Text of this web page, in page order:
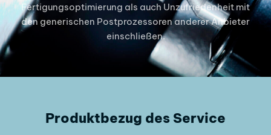
Fertigungsoptimierung als auch Unzufriedenheit mit
den generischen Postprozessoren anderer Anbieter
einschließen.
Produktbezug des Service